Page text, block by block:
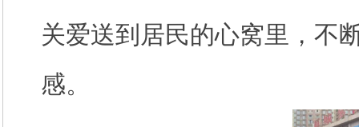
关爱送到居民的心窝里，不
感。